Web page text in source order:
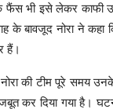
भी इसे लेकर काफी
के बावजूद नोरा ने कहा
हैं।
की टीम पूरे समय
कर दिया गया है।